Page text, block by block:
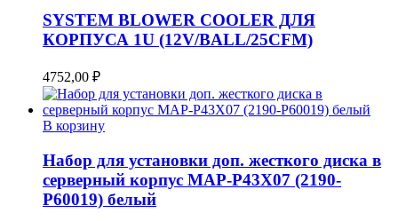
SYSTEM BLOWER COOLER ДЛЯ
КОРПУСА 1U (12V/BALL/25CFM)
4752,00 ₽
В корзину
Набор для установки доп. жесткого диска в
серверный корпус MAP-P43X07 (2190-
P60019) белый